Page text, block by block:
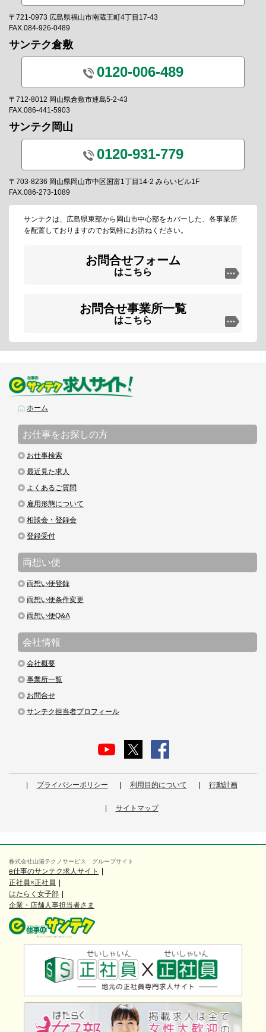
〒721-0973 広島県福山市南蔵王町4丁目17-43
FAX.084-926-0489
サンテク倉敷
0120-006-489
〒712-8012 岡山県倉敷市連島5-2-43
FAX.086-441-5903
サンテク岡山
0120-931-779
〒703-8236 岡山県岡山市中区国富1丁目14-2 みらいビル1F
FAX.086-273-1089
サンテクは、広島県東部から岡山市中心部をカバーした、各事業所
を配置しておりますのでお気軽にお訪ねください。
お問合せフォーム
はこちら
お問合せ事業所一覧
はこちら
ホーム
お仕事をお探しの方
お仕事検索
最近見た求人
よくあるご質問
雇用形態について
相談会・登録会
登録受付
両想い便
両想い便登録
両想い便条件変更
両想い便Q&A
会社情報
会社概要
事業所一覧
お問合せ
サンテク担当者プロフィール
プライバシーポリシー 利用目的について 行動計画
サイトマップ
株式会社山陽テクノサービス グループサイト
e仕事のサンテク求人サイト
正社員×正社員
はたらく女子部
企業・店舗人事担当者さま